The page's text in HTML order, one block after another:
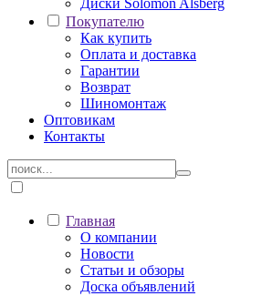
Диски Solomon Alsberg
Покупателю
Как купить
Оплата и доставка
Гарантии
Возврат
Шиномонтаж
Оптовикам
Контакты
Главная
О компании
Новости
Статьи и обзоры
Доска объявлений